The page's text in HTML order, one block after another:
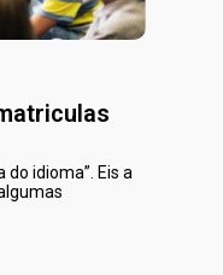
do idioma”. Eis a